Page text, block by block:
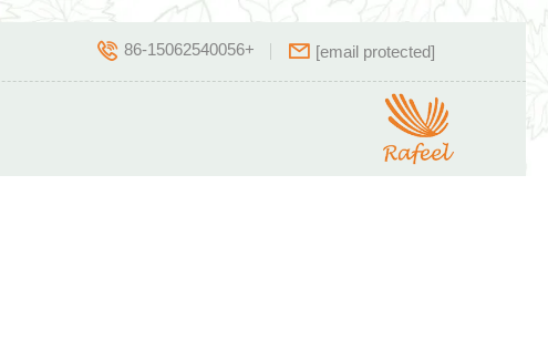
+86-15062540056 [email protected]